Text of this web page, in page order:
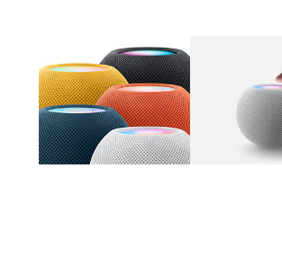
图库 图像 1